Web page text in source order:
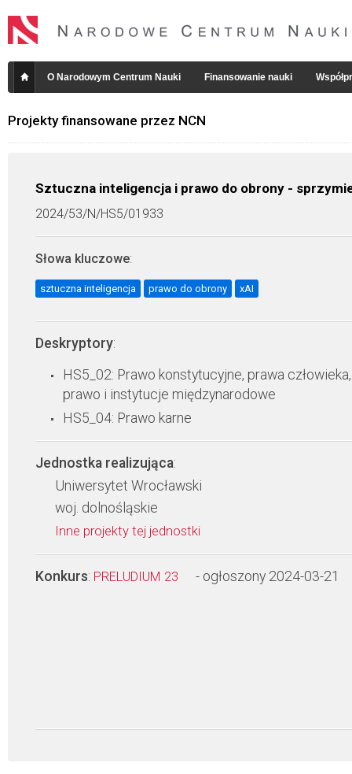
O Narodowym Centrum Nauki Finansowanie nauki
Projekty finansowane przez NCN
Sztuczna inteligencja i prawo do obrony -
2024/53/N/HS5/01933
Słowa kluczowe:
sztuczna inteligencja prawo do obrony xAI
Deskryptory:
HS5_02: Prawo konstytucyjne, prawa człowieka,
prawo i instytucje międzynarodowe
HS5_04: Prawo karne
Jednostka realizująca:
Uniwersytet Wrocławski
woj. dolnośląskie
Inne projekty tej jednostki
Konkurs: PRELUDIUM 23 - ogłoszony 2024-03-21